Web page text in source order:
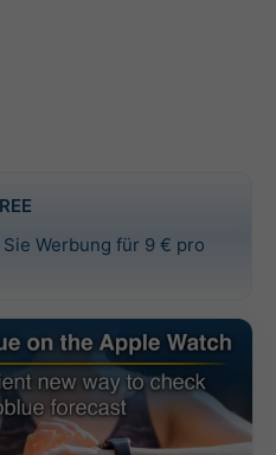
Werbung für 9 € pro